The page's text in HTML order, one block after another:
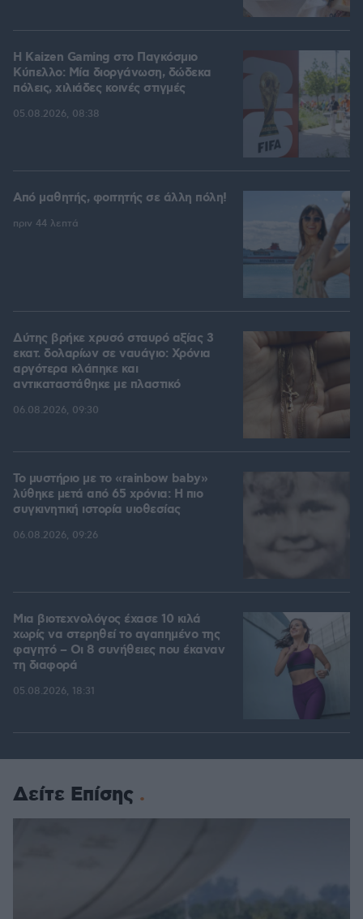
H Kaizen Gaming στο Παγκόσμιο
Kύπελλο: Μία διοργάνωση, δώδεκα
πόλεις, χιλιάδες κοινές στιγμές
05.08.2026, 08:38
Από μαθητής, φοιτητής σε άλλη πόλη!
πριν 44 λεπτά
Δύτης βρήκε χρυσό σταυρό αξίας 3
εκατ. δολαρίων σε ναυάγιο: Χρόνια
αργότερα κλάπηκε και
αντικαταστάθηκε με πλαστικό
06.08.2026, 09:30
Το μυστήριο με το «rainbow baby»
λύθηκε μετά από 65 χρόνια: Η πιο
συγκινητική ιστορία υιοθεσίας
06.08.2026, 09:26
Μια βιοτεχνολόγος έχασε 10 κιλά
χωρίς να στερηθεί το αγαπημένο της
φαγητό – Οι 8 συνήθειες που έκαναν
τη διαφορά
05.08.2026, 18:31
Δείτε Επίσης